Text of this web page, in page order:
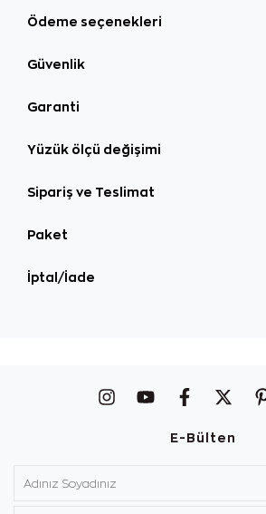
Ödeme seçenekleri
Güvenlik
Garanti
Yüzük ölçü değişimi
Sipariş ve Teslimat
Paket
İptal/İade
E-Bülten